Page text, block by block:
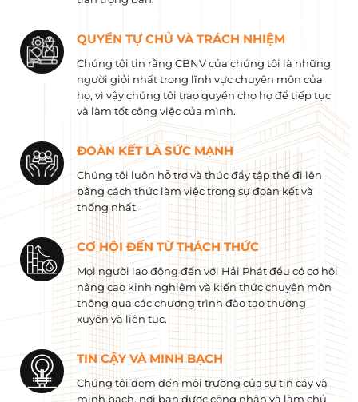
QUYỀN TỰ CHỦ VÀ TRÁCH NHIỆM
Chúng tôi tin rằng CBNV của chúng tôi là những
người giỏi nhất trong lĩnh vực chuyên môn của
họ, vì vậy chúng tôi trao quyền cho họ để tiếp tục
và làm tốt công việc của mình.
ĐOÀN KẾT LÀ SỨC MẠNH
Chúng tôi luôn hỗ trợ và thúc đẩy tập thể đi lên
bằng cách thức làm việc trong sự đoàn kết và
thống nhất.
CƠ HỘI ĐẾN TỪ THÁCH THỨC
Mọi người lao động đến với Hải Phát đều có cơ hội
nâng cao kinh nghiệm và kiến ​​thức chuyên môn
thông qua các chương trình đào tạo thường
xuyên và liên tục.
TIN CẬY VÀ MINH BẠCH
Chúng tôi đem đến môi trường của sự tin cậy và
minh bạch, nơi bạn được công nhận và làm chủ